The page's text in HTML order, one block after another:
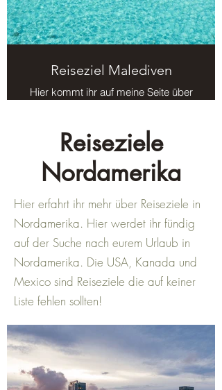
Reiseziel Malediven
Hier kommt ihr auf meine Seite über
das Reiseziel Malediven.
Reiseziele
Nordamerika
Hier erfahrt ihr mehr über Reiseziele in
Nordamerika. Hier werdet ihr fündig
auf der Suche nach eurem Urlaub in
Nordamerika. Die USA, Kanada und
Mexico sind Reiseziele die auf keiner
Liste fehlen sollten!